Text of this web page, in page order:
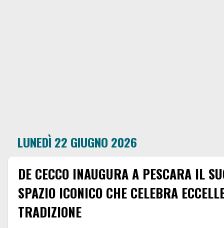
LUNEDÌ 22 GIUGNO 2026
DE CECCO INAUGURA A PESCARA IL
SPAZIO ICONICO CHE CELEBRA
TRADIZIONE